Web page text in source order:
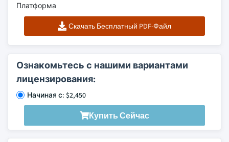
Платформа
Скачать Бесплатный PDF-Файл
Ознакомьтесь с нашими вариантами
лицензирования:
Начиная с: $2,450
Купить Сейчас